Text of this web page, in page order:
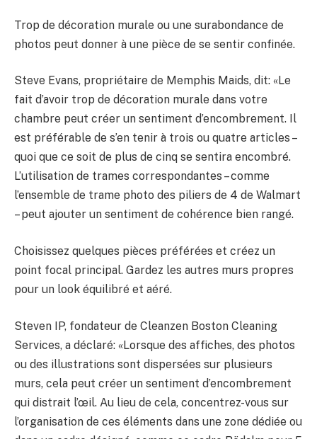
Trop de décoration murale ou une surabondance de
photos peut donner à une pièce de se sentir confinée.
Steve Evans, propriétaire de Memphis Maids, dit: «Le
fait d’avoir trop de décoration murale dans votre
chambre peut créer un sentiment d’encombrement. Il
est préférable de s’en tenir à trois ou quatre articles –
quoi que ce soit de plus de cinq se sentira encombré.
L’utilisation de trames correspondantes – comme
l’ensemble de trame photo des piliers de 4 de Walmart
– peut ajouter un sentiment de cohérence bien rangé.
Choisissez quelques pièces préférées et créez un
point focal principal. Gardez les autres murs propres
pour un look équilibré et aéré.
Steven IP, fondateur de Cleanzen Boston Cleaning
Services, a déclaré: «Lorsque des affiches, des photos
ou des illustrations sont dispersées sur plusieurs
murs, cela peut créer un sentiment d’encombrement
qui distrait l’œil. Au lieu de cela, concentrez-vous sur
l’organisation de ces éléments dans une zone dédiée ou